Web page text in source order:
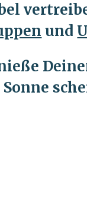
und
Sonne